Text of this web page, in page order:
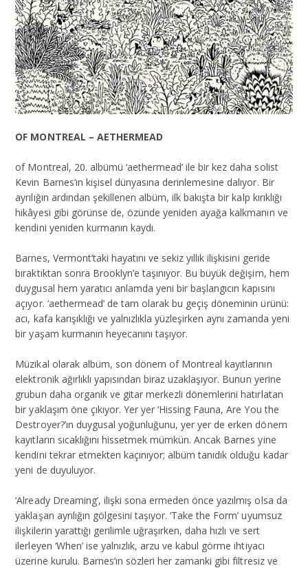
OF MONTREAL – AETHERMEAD
of Montreal, 20. albümü ‘aethermead’ ile bir kez daha solist
Kevin Barnes’ın kişisel dünyasına derinlemesine dalıyor. Bir
ayrılığın ardından şekillenen albüm, ilk bakışta bir kalp kırıklığı
hikâyesi gibi görünse de, özünde yeniden ayağa kalkmanın ve
kendini yeniden kurmanın kaydı.
Barnes, Vermont’taki hayatını ve sekiz yıllık ilişkisini geride
bıraktıktan sonra Brooklyn’e taşınıyor. Bu büyük değişim, hem
duygusal hem yaratıcı anlamda yeni bir başlangıcın kapısını
açıyor. ‘aethermead’ de tam olarak bu geçiş döneminin ürünü:
acı, kafa karışıklığı ve yalnızlıkla yüzleşirken aynı zamanda yeni
bir yaşam kurmanın heyecanını taşıyor.
Müzikal olarak albüm, son dönem of Montreal kayıtlarının
elektronik ağırlıklı yapısından biraz uzaklaşıyor. Bunun yerine
grubun daha organik ve gitar merkezli dönemlerini hatırlatan
bir yaklaşım öne çıkıyor. Yer yer ‘Hissing Fauna, Are You the
Destroyer?’ın duygusal yoğunluğunu, yer yer de erken dönem
kayıtların sıcaklığını hissetmek mümkün. Ancak Barnes yine
kendini tekrar etmekten kaçınıyor; albüm tanıdık olduğu kadar
yeni de duyuluyor.
‘Already Dreaming’, ilişki sona ermeden önce yazılmış olsa da
yaklaşan ayrılığın gölgesini taşıyor. ‘Take the Form’ uyumsuz
ilişkilerin yarattığı gerilimle uğraşırken, daha hızlı ve sert
ilerleyen ‘When’ ise yalnızlık, arzu ve kabul görme ihtiyacı
üzerine kurulu. Barnes’ın sözleri her zamanki gibi filtresiz ve